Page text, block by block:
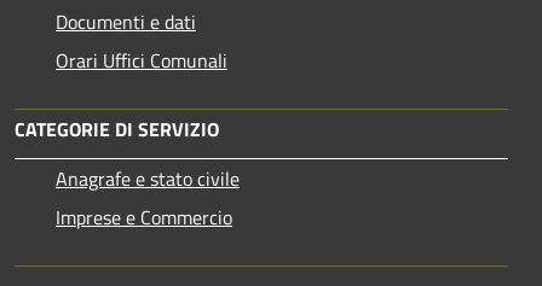
Documenti e dati
Orari Uffici Comunali
CATEGORIE DI SERVIZIO
Anagrafe e stato civile
Imprese e Commercio